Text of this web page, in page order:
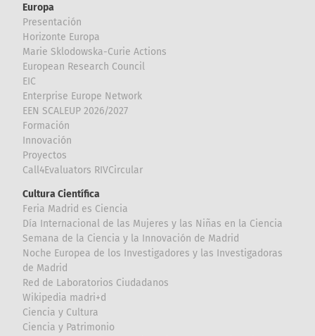
Europa
Presentación
Horizonte Europa
Marie Sklodowska-Curie Actions
European Research Council
EIC
Enterprise Europe Network
EEN SCALEUP 2026/2027
Formación
Innovación
Proyectos
Call4Evaluators RIVCircular
Cultura Científica
Feria Madrid es Ciencia
Día Internacional de las Mujeres y las Niñas en la Ciencia
Semana de la Ciencia y la Innovación de Madrid
Noche Europea de los Investigadores y las Investigadoras
de Madrid
Red de Laboratorios Ciudadanos
Wikipedia madri+d
Ciencia y Cultura
Ciencia y Patrimonio